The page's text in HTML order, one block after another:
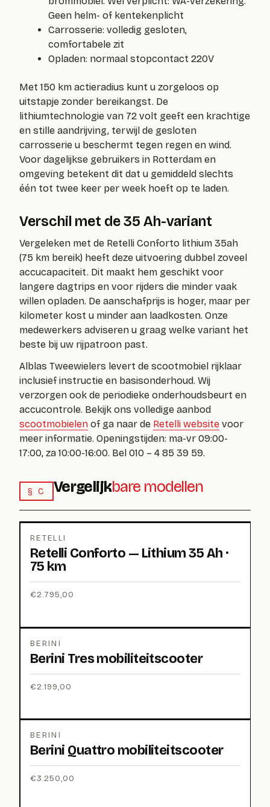
Geen helm- of kentekenplicht
Carrosserie: volledig gesloten,
comfortabele zit
Opladen: normaal stopcontact 220V
Met 150 km actieradius kunt u zorgeloos op
uitstapje zonder bereikangst. De
lithiumtechnologie van 72 volt geeft een krachtige
en stille aandrijving, terwijl de gesloten
carrosserie u beschermt tegen regen en wind.
Voor dagelijkse gebruikers in Rotterdam en
omgeving betekent dit dat u gemiddeld slechts
één tot twee keer per week hoeft op te laden.
Verschil met de 35 Ah-variant
Vergeleken met de Retelli Conforto lithium 35ah
(75 km bereik) heeft deze uitvoering dubbel zoveel
accucapaciteit. Dit maakt hem geschikt voor
langere dagtrips en voor rijders die minder vaak
willen opladen. De aanschafprijs is hoger, maar per
kilometer kost u minder aan laadkosten. Onze
medewerkers adviseren u graag welke variant het
beste bij uw rijpatroon past.
Alblas Tweewielers levert de scootmobiel rijklaar
inclusief instructie en basisonderhoud. Wij
verzorgen ook de periodieke onderhoudsbeurt en
accucontrole. Bekijk ons volledige aanbod
scootmobielen of ga naar de Retelli website voor
meer informatie. Openingstijden: ma-vr 09:00-
17:00, za 10:00-16:00. Bel 010 – 4 85 39 59.
§ C Vergelijkbare modellen
RETELLI
Retelli Conforto — Lithium 35 Ah ·
75 km
€2.795,00
BERINI
Berini Tres mobiliteitscooter
€2.199,00
BERINI
Berini Quattro mobiliteitscooter
€3.250,00